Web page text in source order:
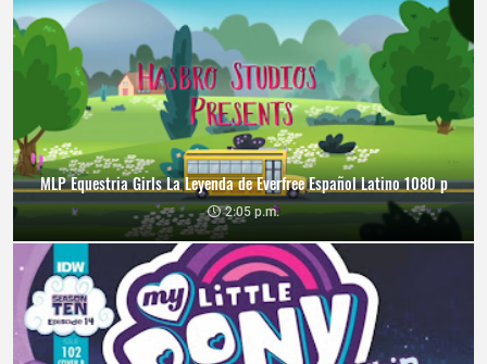
MLP Equestria Girls La Leyenda de Everfree Español Latino 1080 p
2:05 p.m.